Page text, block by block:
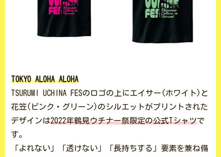
TOKYO ALOHA ALOHA
TSURUMI UCHINA FESのロゴの上にエイサー(ホワイト)と
花笠(ピンク・グリーン)のシルエットがプリントされた
デザインは2022年鶴見ウチナー祭限定の公式Tシャツで
す。
「よれない」「透けない」「長持ちする」要素を兼ね備